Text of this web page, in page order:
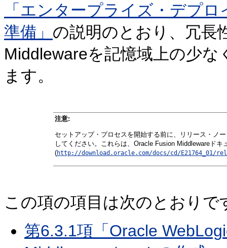
「エンタープライズ・デプ
準備」 の説明のとおり、冗長
Middlewareを記憶域上の少
ます。
注意:
セットアップ・プロセスを開始する前に、リリース・ノ
してください。これらは、Oracle Fusion Middlewareドキ
(http://download.oracle.com/docs/cd/E21764_01/
この項の項目は次のとおりで
第6.3.1項「Oracle